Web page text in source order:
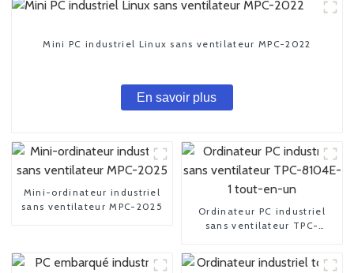
Mini PC industriel Linux sans ventilateur MPC-2022
En savoir plus
Mini-ordinateur industriel
sans ventilateur MPC-2025
Ordinateur PC industriel
sans ventilateur TPC-